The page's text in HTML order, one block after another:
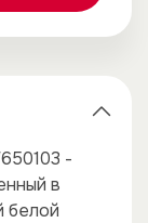
-
в
белой